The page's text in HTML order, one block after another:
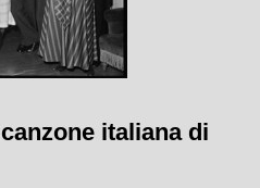
italiana di